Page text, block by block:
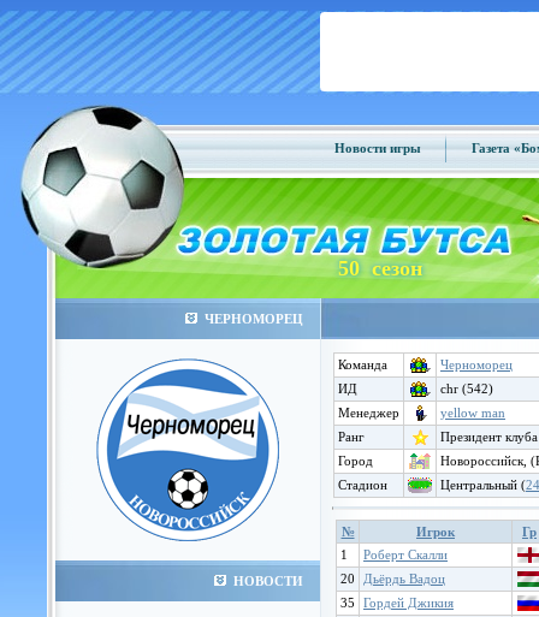
Новости игры Газета
50 сезон
ЧЕРНОМОРЕЦ
НОВОСТИ
Команда
Черноморец
ИД
chr (542)
Менеджер
yellow man
Ранг
Президент клуба
Город
Новороссийск,
Стадион
Центральный (
№ Игрок
Гр
1
Роберт Скалли
20
Дьёрдь Вадоц
35
Гордей Джикия